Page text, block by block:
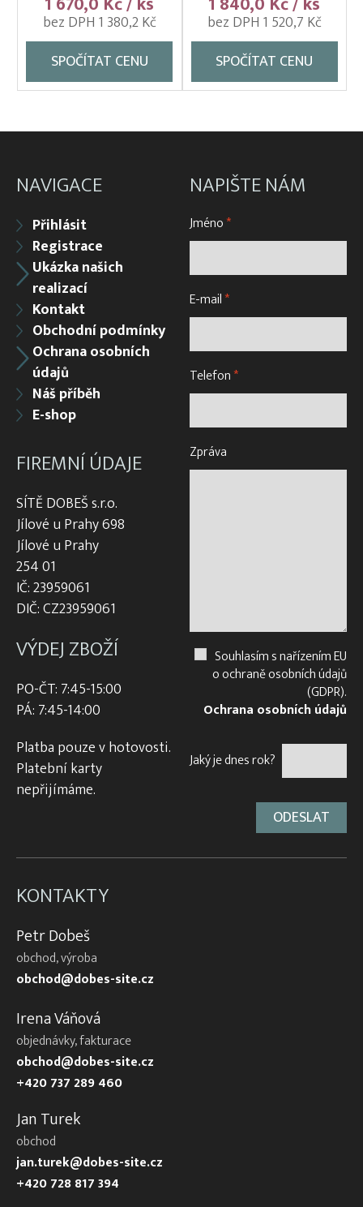
Vatky – zátahové sítě
Vatky sádkové zesílené
Vatky stahovací, kruhové (“Japonky“)
Vzduchování
Zpracovatelský/technologický stůl
bez DPH 1 380,2 Kč
SPOČÍTAT CENU
bez DPH 1 520,7 Kč
SPOČÍTAT CENU
NAVIGACE
Přihlásit
Registrace
Ukázka našich
realizací
Kontakt
Obchodní podmínky
Ochrana osobních
údajů
Náš příběh
E-shop
FIREMNÍ ÚDAJE
SÍTĚ DOBEŠ s.r.o.
Jílové u Prahy 698
Jílové u Prahy
254 01
IČ: 23959061
DIČ: CZ23959061
VÝDEJ ZBOŽÍ
PO-ČT: 7:45-15:00
PÁ: 7:45-14:00
Platba pouze v hotovosti.
Platební karty
nepřijímáme.
NAPIŠTE NÁM
Jméno*
E-mail*
Telefon*
Zpráva
Souhlasím s nařízením EU
o ochraně osobních údajů
(GDPR).
Ochrana osobních údajů
Jaký je dnes rok?
KONTAKTY
Petr Dobeš
obchod, výroba
obchod@dobes-site.cz
Irena Váňová
objednávky, fakturace
obchod@dobes-site.cz
+420 737 289 460
Jan Turek
obchod
jan.turek@dobes-site.cz
+420 728 817 394